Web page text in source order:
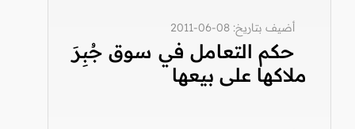
أضيف بتاريخ: 08-06-2011
حكم التعامل في سوق جُبِرَ
ملاكها على بيعها